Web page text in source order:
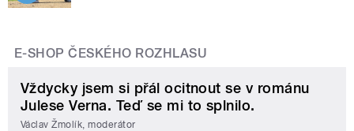
E-SHOP ČESKÉHO ROZHLASU
Vždycky jsem si přál ocitnout se v románu
Julese Verna. Teď se mi to splnilo.
Václav Žmolík, moderátor